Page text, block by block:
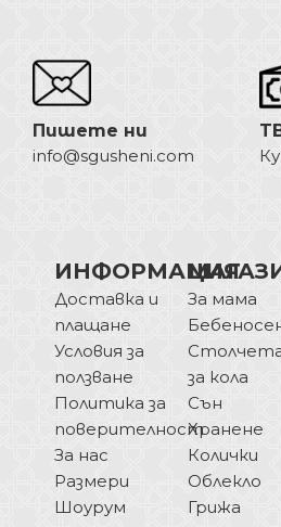
Пишете ни
info@sgusheni.com
ИНФОРМАЦИЯ
Доставка и
плащане
Условия за
ползване
Политика за
поверителност
За нас
Размери
Шоурум
За мама
за кола
Сън
Хранене
Колички
Облекло
Грижа